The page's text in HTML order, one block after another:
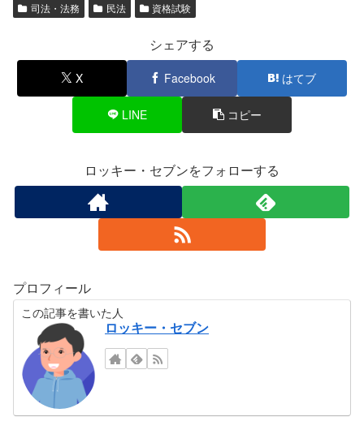
司法・法務 民法 資格試験
シェアする
X Facebook はてブ
LINE コピー
ロッキー・セブンをフォローする
プロフィール
この記事を書いた人
ロッキー・セブン